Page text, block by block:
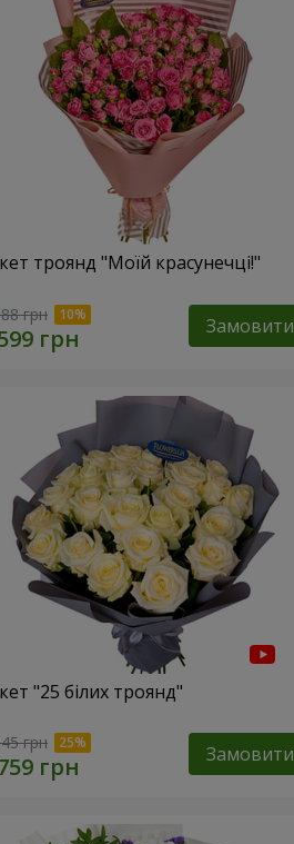
троянд "Моїй красунечці!"
грн Замовити
"25 білих троянд"
грн Замовити